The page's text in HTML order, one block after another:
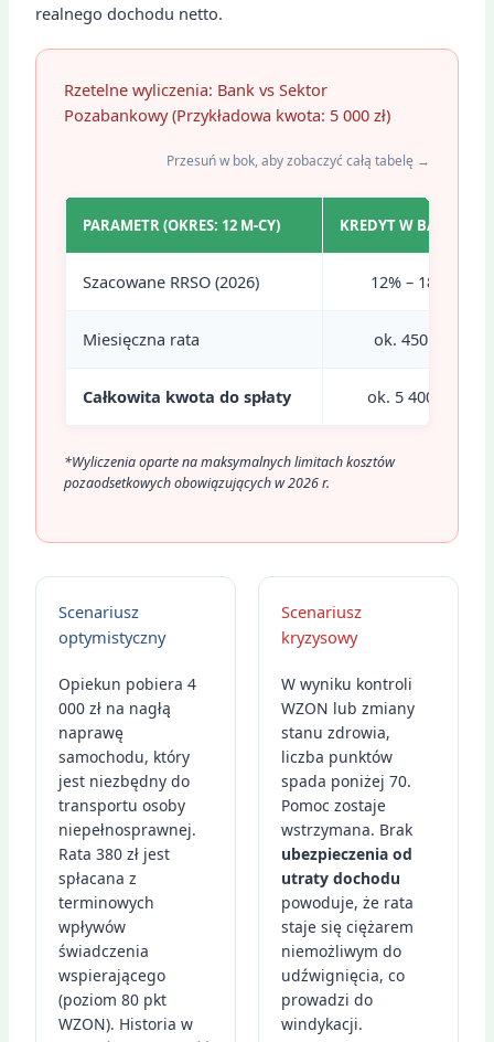
realnego dochodu netto.
Rzetelne wyliczenia: Bank vs Sektor
Pozabankowy (Przykładowa kwota: 5 000 zł)
Przesuń w bok, aby zobaczyć całą tabelę →
PARAMETR (OKRES: 12 M-CY) KREDYT W BANKU
Szacowane RRSO (2026) 12% – 18%
Miesięczna rata ok. 450 zł
Całkowita kwota do spłaty ok. 5 400 zł
*Wyliczenia oparte na maksymalnych limitach kosztów
pozaodsetkowych obowiązujących w 2026 r.
Scenariusz
optymistyczny
Opiekun pobiera 4
000 zł na nagłą
naprawę
samochodu, który
jest niezbędny do
transportu osoby
niepełnosprawnej.
Rata 380 zł jest
spłacana z
terminowych
wpływów
świadczenia
wspierającego
(poziom 80 pkt
WZON). Historia w
Scenariusz
kryzysowy
W wyniku kontroli
WZON lub zmiany
stanu zdrowia,
liczba punktów
spada poniżej 70.
Pomoc zostaje
wstrzymana. Brak
ubezpieczenia od
utraty dochodu
powoduje, że rata
staje się ciężarem
niemożliwym do
udźwignięcia, co
prowadzi do
windykacji.